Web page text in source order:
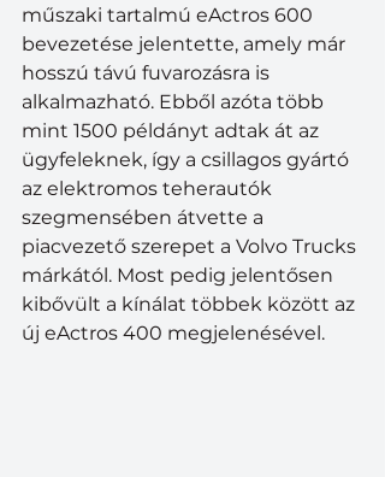
műszaki tartalmú eActros 600
bevezetése jelentette, amely már
hosszú távú fuvarozásra is
alkalmazható. Ebből azóta több
mint 1500 példányt adtak át az
ügyfeleknek, így a csillagos gyártó
az elektromos teherautók
szegmensében átvette a
piacvezető szerepet a Volvo Trucks
márkától. Most pedig jelentősen
kibővült a kínálat többek között az
új eActros 400 megjelenésével.